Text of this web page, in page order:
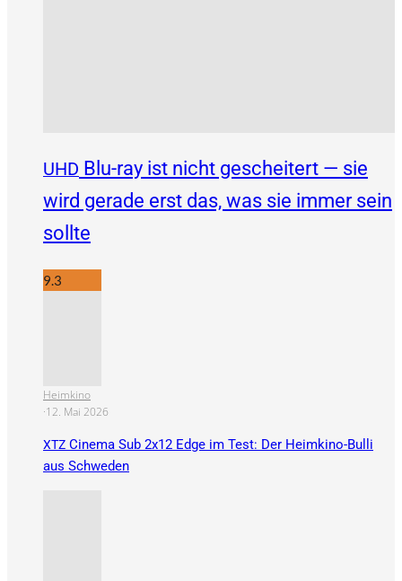
UHD Blu-ray ist nicht gescheitert — sie
wird gerade erst das, was sie immer sein
sollte
9.3
Heimkino
·12. Mai 2026
XTZ Cinema Sub 2x12 Edge im Test: Der Heimkino-Bulli
aus Schweden